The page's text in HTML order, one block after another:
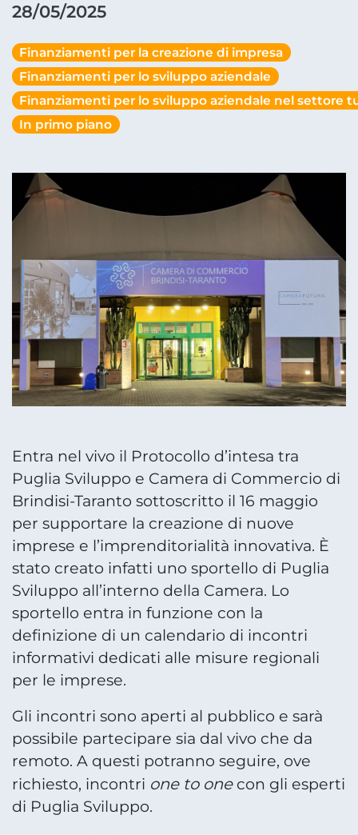
28/05/2025
Finanziamenti per la creazione di impresa
Finanziamenti per lo sviluppo aziendale
Finanziamenti per lo sviluppo aziendale nel settore
In primo piano
Entra nel vivo il Protocollo d’intesa tra
Puglia Sviluppo e Camera di Commercio di
Brindisi-Taranto sottoscritto il 16 maggio
per supportare la creazione di nuove
imprese e l’imprenditorialità innovativa. È
stato creato infatti uno sportello di Puglia
Sviluppo all’interno della Camera. Lo
sportello entra in funzione con la
definizione di un calendario di incontri
informativi dedicati alle misure regionali
per le imprese.
Gli incontri sono aperti al pubblico e sarà
possibile partecipare sia dal vivo che da
remoto. A questi potranno seguire, ove
richiesto, incontri one to onecon gli esperti
di Puglia Sviluppo.